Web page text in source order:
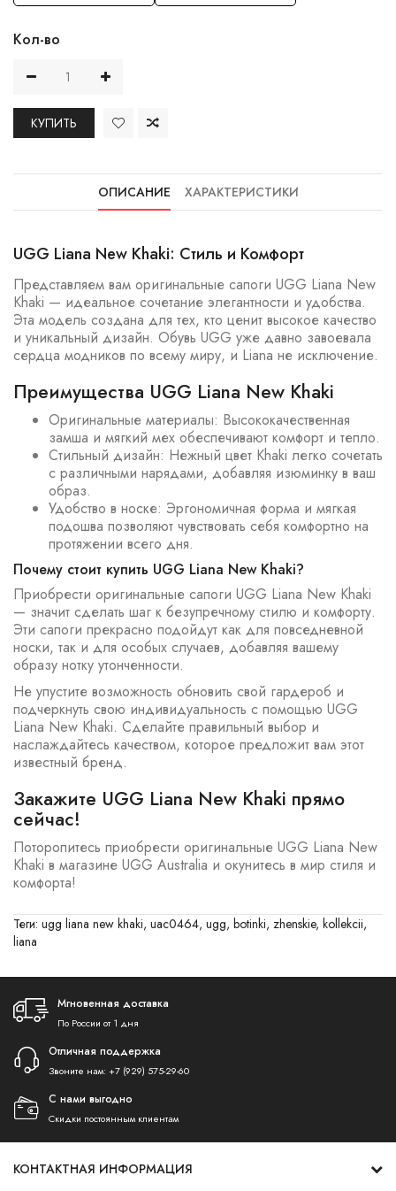
Кол-во
КУПИТЬ
ОПИСАНИЕ ХАРАКТЕРИСТИКИ
UGG Liana New Khaki: Стиль и Комфорт
Представляем вам оригинальные сапоги UGG Liana New
Khaki — идеальное сочетание элегантности и удобства.
Эта модель создана для тех, кто ценит высокое качество
и уникальный дизайн. Обувь UGG уже давно завоевала
сердца модников по всему миру, и Liana не исключение.
Преимущества UGG Liana New Khaki
Оригинальные материалы: Высококачественная
замша и мягкий мех обеспечивают комфорт и тепло.
Стильный дизайн: Нежный цвет Khaki легко сочетать
с различными нарядами, добавляя изюминку в ваш
образ.
Удобство в носке: Эргономичная форма и мягкая
подошва позволяют чувствовать себя комфортно на
протяжении всего дня.
Почему стоит купить UGG Liana New Khaki?
Приобрести оригинальные сапоги UGG Liana New Khaki
— значит сделать шаг к безупречному стилю и комфорту.
Эти сапоги прекрасно подойдут как для повседневной
носки, так и для особых случаев, добавляя вашему
образу нотку утонченности.
Не упустите возможность обновить свой гардероб и
подчеркнуть свою индивидуальность с помощью UGG
Liana New Khaki. Сделайте правильный выбор и
наслаждайтесь качеством, которое предложит вам этот
известный бренд.
Закажите UGG Liana New Khaki прямо
сейчас!
Поторопитесь приобрести оригинальные UGG Liana New
Khaki в магазине UGG Australia и окунитесь в мир стиля и
комфорта!
Теги: ugg liana new khaki, uac0464, ugg, botinki, zhenskie, kollekcii,
liana
Мгновенная доставка
По России от 1 дня
Отличная поддержка
Звоните нам: +7 (929) 575-29-60
С нами выгодно
Скидки постоянным клиентам
КОНТАКТНАЯ ИНФОРМАЦИЯ